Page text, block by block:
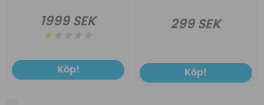
1999 SEK
Köp!
299 SEK
Köp!